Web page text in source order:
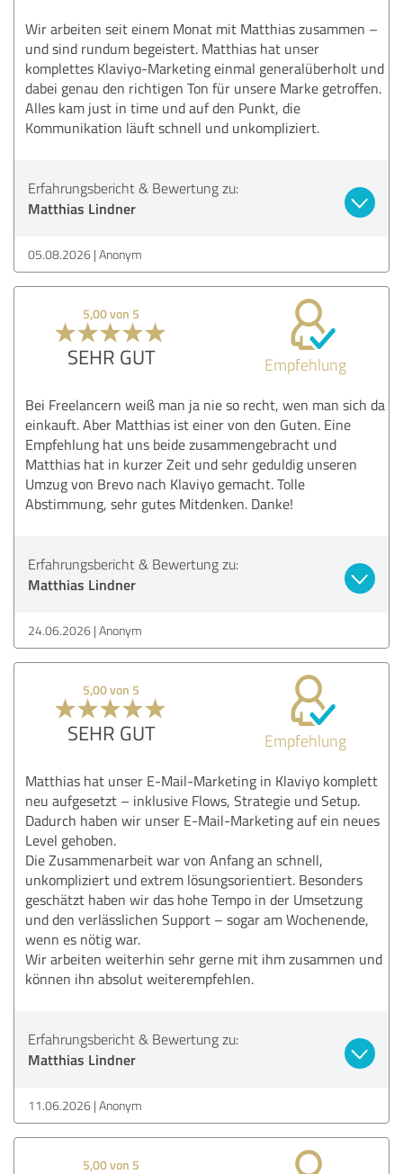
Wir arbeiten seit einem Monat mit Matthias zusammen –
und sind rundum begeistert. Matthias hat unser
komplettes Klaviyo-Marketing einmal generalüberholt und
dabei genau den richtigen Ton für unsere Marke getroffen.
Alles kam just in time und auf den Punkt, die
Kommunikation läuft schnell und unkompliziert.
Erfahrungsbericht & Bewertung zu:
Matthias Lindner
05.08.2026 Anonym
5,00 von 5
SEHR GUT Empfehlung
Bei Freelancern weiß man ja nie so recht, wen man sich da
einkauft. Aber Matthias ist einer von den Guten. Eine
Empfehlung hat uns beide zusammengebracht und
Matthias hat in kurzer Zeit und sehr geduldig unseren
Umzug von Brevo nach Klaviyo gemacht. Tolle
Abstimmung, sehr gutes Mitdenken. Danke!
Erfahrungsbericht & Bewertung zu:
Matthias Lindner
24.06.2026 Anonym
5,00 von 5
SEHR GUT Empfehlung
Matthias hat unser E-Mail-Marketing in Klaviyo komplett
neu aufgesetzt – inklusive Flows, Strategie und Setup.
Dadurch haben wir unser E-Mail-Marketing auf ein neues
Level gehoben.
Die Zusammenarbeit war von Anfang an schnell,
unkompliziert und extrem lösungsorientiert. Besonders
geschätzt haben wir das hohe Tempo in der Umsetzung
und den verlässlichen Support – sogar am Wochenende,
wenn es nötig war.
Wir arbeiten weiterhin sehr gerne mit ihm zusammen und
können ihn absolut weiterempfehlen.
Erfahrungsbericht & Bewertung zu:
Matthias Lindner
11.06.2026 Anonym
5,00 von 5